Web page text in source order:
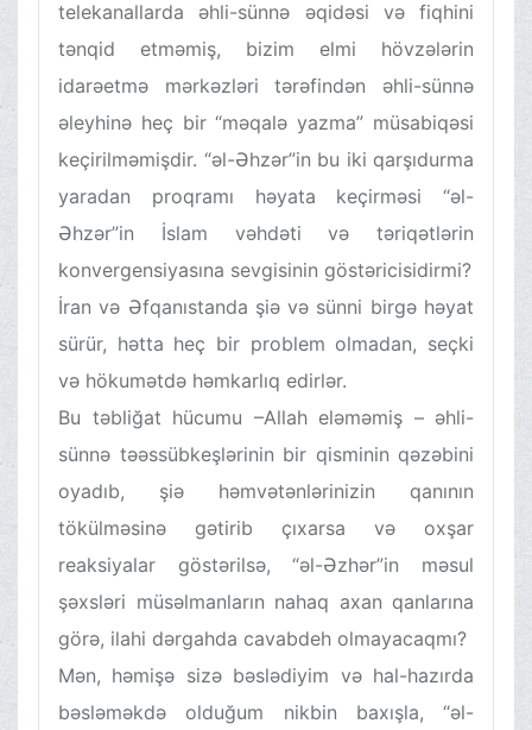
telekanallarda əhli-sünnə əqidəsi və fiqhini
tənqid etməmiş, bizim elmi hövzələrin
idarəetmə mərkəzləri tərəfindən əhli-sünnə
əleyhinə heç bir “məqalə yazma” müsabiqəsi
keçirilməmişdir. “əl-Əhzər”in bu iki qarşıdurma
yaradan proqramı həyata keçirməsi “əl-
Əhzər”in İslam vəhdəti və təriqətlərin
konvergensiyasına sevgisinin göstəricisidirmi?
İran və Əfqanıstanda şiə və sünni birgə həyat
sürür, hətta heç bir problem olmadan, seçki
və hökumətdə həmkarlıq edirlər.
Bu təbliğat hücumu –Allah eləməmiş – əhli-
sünnə təəssübkeşlərinin bir qisminin qəzəbini
oyadıb, şiə həmvətənlərinizin qanının
tökülməsinə gətirib çıxarsa və oxşar
reaksiyalar göstərilsə, “əl-Əzhər”in məsul
şəxsləri müsəlmanların nahaq axan qanlarına
görə, ilahi dərgahda cavabdeh olmayacaqmı?
Mən, həmişə sizə bəslədiyim və hal-hazırda
bəsləməkdə olduğum nikbin baxışla, “əl-